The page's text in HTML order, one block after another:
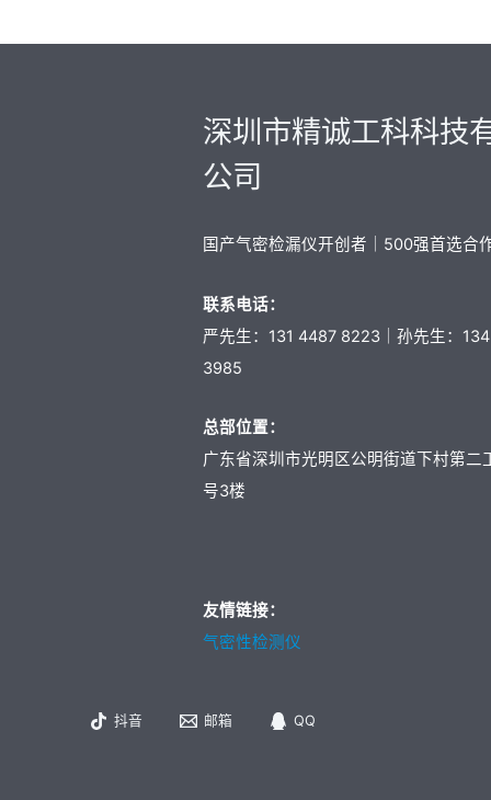
深圳市精诚工科科技
公司
国产气密检漏仪开创者｜500强首选合
联系电话：
严先生：131 4487 8223｜孙先生：
3985
总部位置：
广东省深圳市光明区公明街道下村第二
号3楼
友情链接：
气密性检测仪
抖音 邮箱 QQ